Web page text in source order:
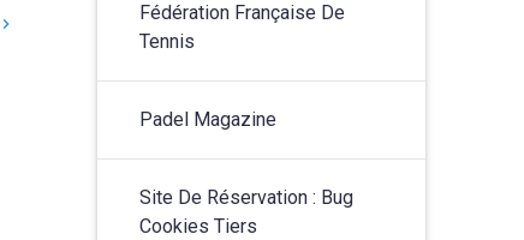
Fédération Française De
Tennis
Padel Magazine
Site De Réservation : Bug
Cookies Tiers